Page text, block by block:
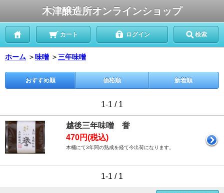
木津醸造所オンラインショップ
カート ログイン 検索
ホーム ＞ 味噌 ＞ 三年味噌
おすすめ順 価格順 新着順
1-1 / 1
越後三年味噌 誉
470円(税込)
木桶にて3年間の熟成を経て今出荷になります。
1-1 / 1